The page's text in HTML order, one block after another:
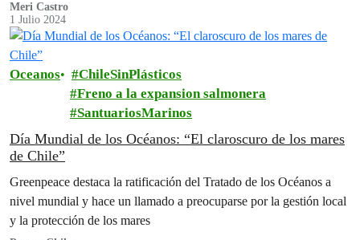
Meri Castro
1 Julio 2024
Oceanos
ChileSinPlásticos
Freno a la expansion salmonera
SantuariosMarinos
Día Mundial de los Océanos: “El claroscuro de los mares
de Chile”
Greenpeace destaca la ratificación del Tratado de los Océanos a
nivel mundial y hace un llamado a preocuparse por la gestión local
y la protección de los mares